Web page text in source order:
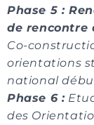
Phase 5 :
de rencontre
Co-
orientations
national
Phase 6 :
des